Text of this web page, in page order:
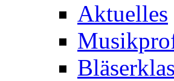
Aktuelles